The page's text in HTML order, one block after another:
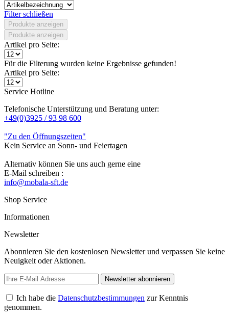
Filter schließen
Produkte anzeigen
Produkte anzeigen
Artikel pro Seite:
Für die Filterung wurden keine Ergebnisse gefunden!
Artikel pro Seite:
Service Hotline
Telefonische Unterstützung und Beratung unter:
+49(0)3925 / 93 98 600
"Zu den Öffnungszeiten"
Kein Service an Sonn- und Feiertagen
Alternativ können Sie uns auch gerne eine
E-Mail schreiben :
info@mobala-sft.de
Shop Service
Informationen
Newsletter
Abonnieren Sie den kostenlosen Newsletter und verpassen Sie keine
Neuigkeit oder Aktionen.
Newsletter abonnieren
Ich habe die Datenschutzbestimmungen zur Kenntnis
genommen.